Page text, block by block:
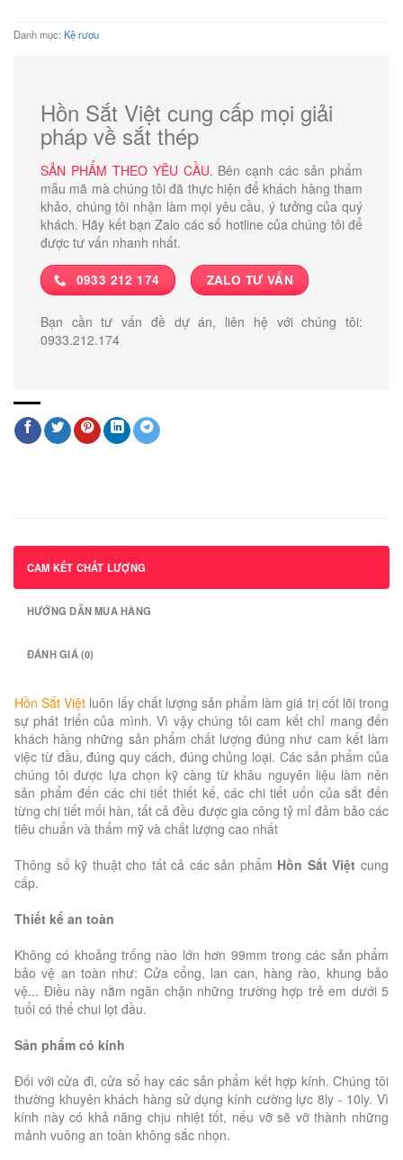
Danh mục: Kệ rượu
Hồn Sắt Việt cung cấp mọi giải
pháp về sắt thép
SẢN PHẨM THEO YÊU CẦU. Bên cạnh các sản phẩm
mẫu mã mà chúng tôi đã thực hiện để khách hàng tham
khảo, chúng tôi nhận làm mọi yêu cầu, ý tưởng của quý
khách. Hãy kết bạn Zalo các số hotline của chúng tôi để
được tư vấn nhanh nhất.
0933 212 174 ZALO TƯ VẤN
Bạn cần tư vấn đề dự án, liên hệ với chúng tôi:
0933.212.174
CAM KẾT CHẤT LƯỢNG
HƯỚNG DẪN MUA HÀNG
ĐÁNH GIÁ (0)
Hồn Sắt Việt luôn lấy chất lượng sản phẩm làm giá trị cốt lõi trong
sự phát triển của mình. Vì vậy chúng tôi cam kết chỉ mang đến
khách hàng những sản phẩm chất lượng đúng như cam kết làm
việc từ đầu, đúng quy cách, đúng chủng loại. Các sản phẩm của
chúng tôi được lựa chọn kỹ càng từ khâu nguyên liệu làm nên
sản phẩm đến các chi tiết thiết kế, các chi tiết uốn của sắt đến
từng chi tiết mối hàn, tất cả đều được gia công tỷ mỉ đảm bảo các
tiêu chuẩn và thẩm mỹ và chất lượng cao nhất
Thông số kỹ thuật cho tất cả các sản phẩm Hồn Sắt Việtcung
cấp.
Thiết kế an toàn
Không có khoảng trống nào lớn hơn 99mm trong các sản phẩm
bảo vệ an toàn như: Cửa cổng, lan can, hàng rào, khung bảo
vệ... Điều này nằm ngăn chặn những trường hợp trẻ em dưới 5
tuổi có thể chui lọt đầu.
Sản phẩm có kính
Đối với cửa đi, cửa sổ hay các sản phẩm kết hợp kính. Chúng tôi
thường khuyên khách hàng sử dụng kính cường lực 8ly - 10ly. Vì
kính này có khả năng chịu nhiệt tốt, nếu vỡ sẽ vỡ thành những
mảnh vuông an toàn không sắc nhọn.